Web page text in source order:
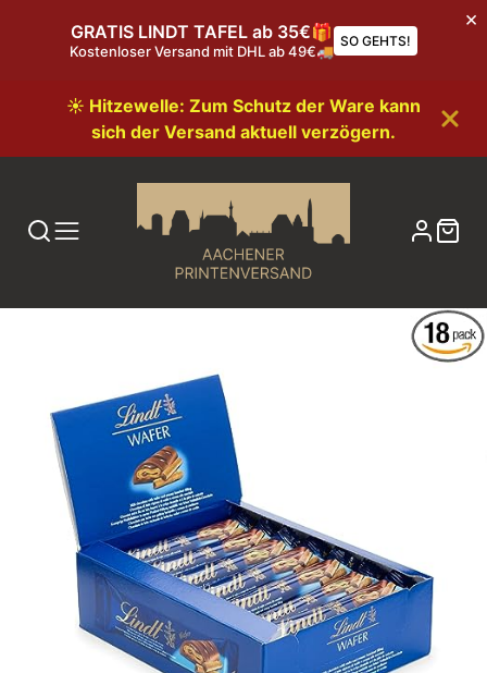
GRATIS LINDT TAFEL ab 35€🎁
Kostenloser Versand mit DHL ab 49€🚚
SO GEHTS!
☀️ Hitzewelle: Zum Schutz der Ware kann
sich der Versand aktuell verzögern.